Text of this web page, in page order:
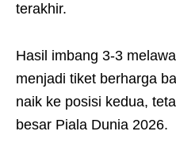
terakhir.
Hasil imbang 3-3
menjadi tiket berharga
naik ke posisi kedua,
besar Piala Dunia 2026.